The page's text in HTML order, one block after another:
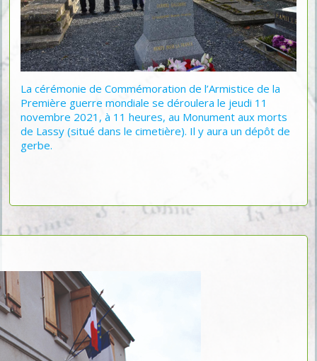
La cérémonie de Commémoration de l’Armistice de la
Première guerre mondiale se déroulera le jeudi 11
novembre 2021, à 11 heures, au Monument aux morts
de Lassy (situé dans le cimetière). Il y aura un dépôt de
gerbe.